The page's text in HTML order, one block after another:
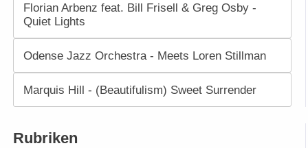
Florian Arbenz feat. Bill Frisell & Greg Osby -
Quiet Lights
Odense Jazz Orchestra - Meets Loren Stillman
Marquis Hill - (Beautifulism) Sweet Surrender
Rubriken